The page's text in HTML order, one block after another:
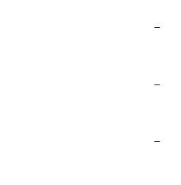
με Φούρνο
(Agorastos)